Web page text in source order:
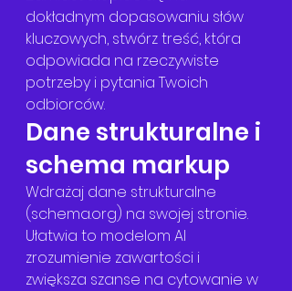
dokładnym dopasowaniu słów
kluczowych, stwórz treść, która
odpowiada na rzeczywiste
potrzeby i pytania Twoich
odbiorców.
Dane strukturalne i
schema markup
Wdrażaj dane strukturalne
(schema.org) na swojej stronie.
Ułatwia to modelom AI
zrozumienie zawartości i
zwiększa szanse na cytowanie w